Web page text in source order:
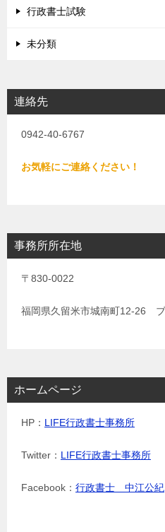
行政書士試験
未分類
連絡先
0942-40-6767
お気軽にご連絡ください！
事務所所在地
〒830-0022
福岡県久留米市城南町12-26
ホームページ
HP： LIFE行政書士事務所
Twitter： LIFE行政書士事務所
Facebook： 行政書士 中江公紀